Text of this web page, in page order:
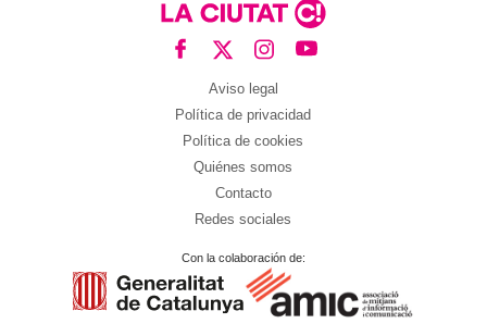
Aviso legal
Política de privacidad
Política de cookies
Quiénes somos
Contacto
Redes sociales
Con la colaboración de: